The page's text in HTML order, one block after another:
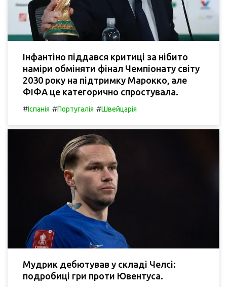
Інфантіно піддався критиці за нібито
наміри обміняти фінал Чемпіонату світу
2030 року на підтримку Марокко, але
ФІФА це категорично спростувала.
#Іспанія #Португалія #Швейцарія
Мудрик дебютував у складі Челсі:
подробиці гри проти Ювентуса.